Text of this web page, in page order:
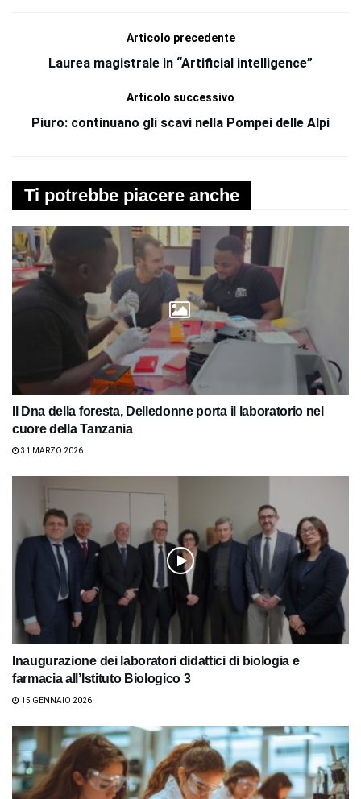
Articolo precedente
Laurea magistrale in “Artificial intelligence”
Articolo successivo
Piuro: continuano gli scavi nella Pompei delle Alpi
Ti potrebbe piacere anche
Il Dna della foresta, Delledonne porta il laboratorio nel
cuore della Tanzania
31 MARZO 2026
Inaugurazione dei laboratori didattici di biologia e
farmacia all’Istituto Biologico 3
15 GENNAIO 2026